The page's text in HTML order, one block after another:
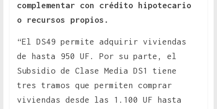
complementar con crédito hipotecario
o recursos propios.
“El DS49 permite adquirir viviendas
de hasta 950 UF. Por su parte, el
Subsidio de Clase Media DS1 tiene
tres tramos que permiten comprar
viviendas desde las 1.100 UF hasta